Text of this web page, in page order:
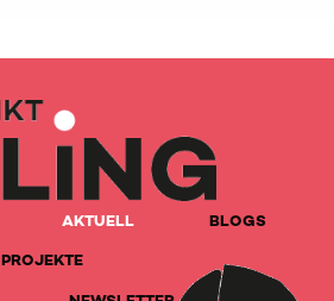
AKTUELL
BLOGS
PROJEKTE